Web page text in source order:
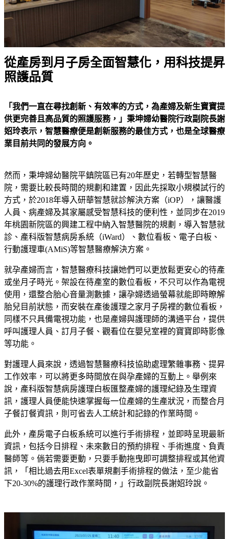
從產房到月子房全面智慧化，用科技提昇
照護品質
「我們一直在尋找創新、有效率的方式，為產婦及新生寶寶提
供更完善且高品質的照護服務，」秉坤婦幼醫院行政副院長謝
妱玲表示，智慧醫療便是創新服務的最佳方式，也是全球醫療
業目前共同的發展方向。
然而，秉坤婦幼醫院平鎮院區已有20年歷史，若轉型智慧醫
院，需要比較長時間的規劃和建置，因此先採取小規模試行的
方式，於2018年導入研華智慧就診解決方案（iOP），讓醫護
人員、病產婦及其家屬感受智慧科技的便利性，並同步在2019
年桃園新院區的興建工程中納入智慧醫院的規劃，導入智慧就
診、產科版智慧病房系統（iWard）、數位看板、電子白板、
行動護理車(AMiS)等智慧醫療解決方案。
就孕產婦而言，智慧醫療科技讓她們可以更放鬆更安心的待產
或坐月子時光。架設在待產室的數位看板，不只可以作為電視
使用，還整合胎心音量測數據，讓孕婦透過螢幕就能即時瞭解
胎兒目前狀態，而安裝在產後護理之家月子房裡的數位看板，
同樣不只具備電視功能，也是產婦與護理師的溝通平台，提供
呼叫護理人員、訂月子餐、觀看位在嬰兒室裡的寶寶即時影像
等功能。
對護理人員來說，透過智慧醫療科技協助處理繁雜事務、提昇
工作效率，可以將更多時間放在與孕產婦的互動上。舉例來
說，產科版智慧病房護理白板匯整產婦的護理紀錄及生理資
訊，護理人員便能快速掌握每一位產婦的生產狀況，而整合月
子餐訂餐資訊，則可省去人工統計和記錄的作業時間。
此外，產房電子白板系統可以進行手術排程，並即時呈現最新
資訊，包括今日排程、未來數日的預約排程、手術進度、負責
醫師等。倘若需要更動，只要手動拖曳即可調整排程或其他資
訊，「相比過去用Excel表單規劃手術排程的做法，至少能省
下20-30%的護理行政作業時間，」行政副院長謝妱玲說。